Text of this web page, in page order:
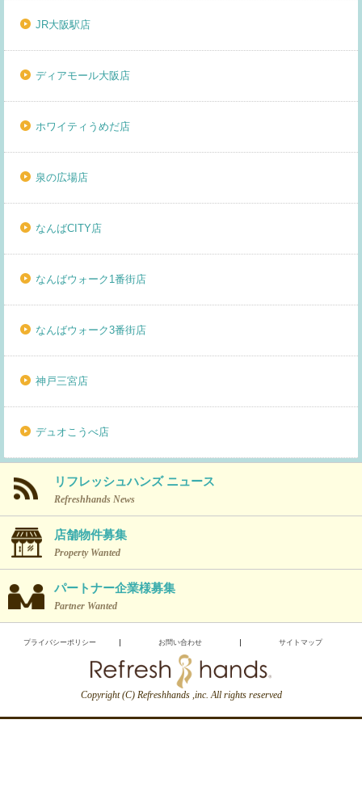
JR大阪駅店
ディアモール大阪店
ホワイティうめだ店
泉の広場店
なんばCITY店
なんばウォーク1番街店
なんばウォーク3番街店
神戸三宮店
デュオこうべ店
リフレッシュハンズ ニュース
Refreshhands News
店舗物件募集
Property Wanted
パートナー企業様募集
Partner Wanted
プライバシーポリシー お問い合わせ サイトマップ
Copyright (C) Refreshhands ,inc. All rights reserved